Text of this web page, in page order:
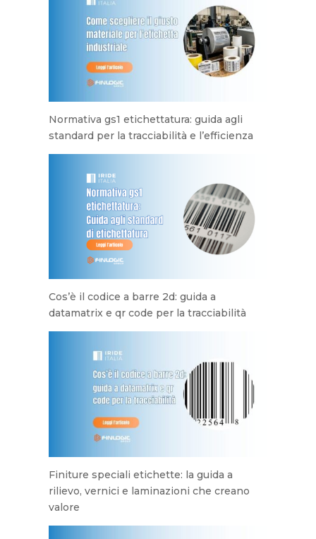
Normativa gs1 etichettatura: guida agli
standard per la tracciabilità e l’efficienza
Cos’è il codice a barre 2d: guida a
datamatrix e qr code per la tracciabilità
Finiture speciali etichette: la guida a
rilievo, vernici e laminazioni che creano
valore